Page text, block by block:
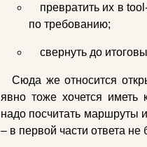
превратить их в
по требованию;
свернуть до
Сюда же относится
явно тоже хочется иметь
надо посчитать маршруты
– в первой части ответа